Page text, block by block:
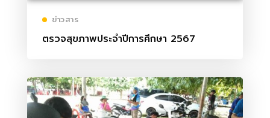
ข่าวสาร
ตรวจสุขภาพประจำปีการศึกษา 2567